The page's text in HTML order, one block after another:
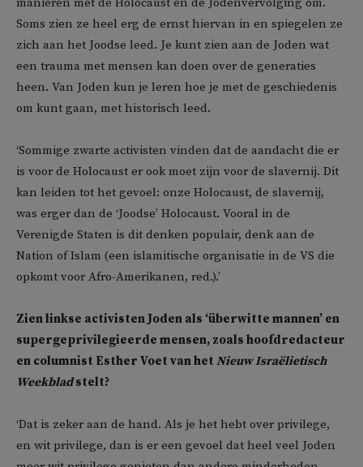
Soms zien ze heel erg de ernst hiervan in en spiegelen ze
zich aan het Joodse leed. Je kunt zien aan de Joden wat
een trauma met mensen kan doen over de generaties
heen. Van Joden kun je leren hoe je met de geschiedenis
om kunt gaan, met historisch leed.
‘Sommige zwarte activisten vinden dat de aandacht die er
is voor de Holocaust er ook moet zijn voor de slavernij. Dit
kan leiden tot het gevoel: onze Holocaust, de slavernij,
was erger dan de ‘Joodse’ Holocaust. Vooral in de
Verenigde Staten is dit denken populair, denk aan de
Nation of Islam (een islamitische organisatie in de VS die
opkomt voor Afro-Amerikanen, red.).’
Zien linkse activisten Joden als ‘überwitte mannen’ en
supergeprivilegieerde mensen, zoals hoofdredacteur
en columnist Esther Voet van het Nieuw Israëlietisch
Weekbladstelt?
‘Dat is zeker aan de hand. Als je het hebt over privilege,
en wit privilege, dan is er een gevoel dat heel veel Joden